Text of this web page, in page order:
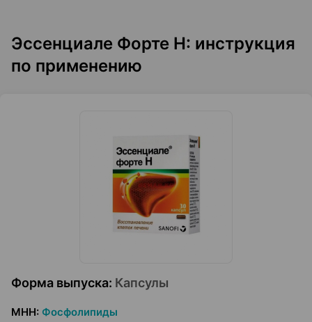
Эссенциале Форте Н: инструкция
по применению
Форма выпуска: Капсулы
МНН: Фосфолипиды